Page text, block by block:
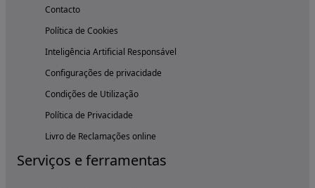
Contacto
Política de Cookies
Inteligência Artificial Responsável
Configurações de privacidade
Condições de Utilização
Política de Privacidade
Livro de Reclamações online
Serviços e ferramentas